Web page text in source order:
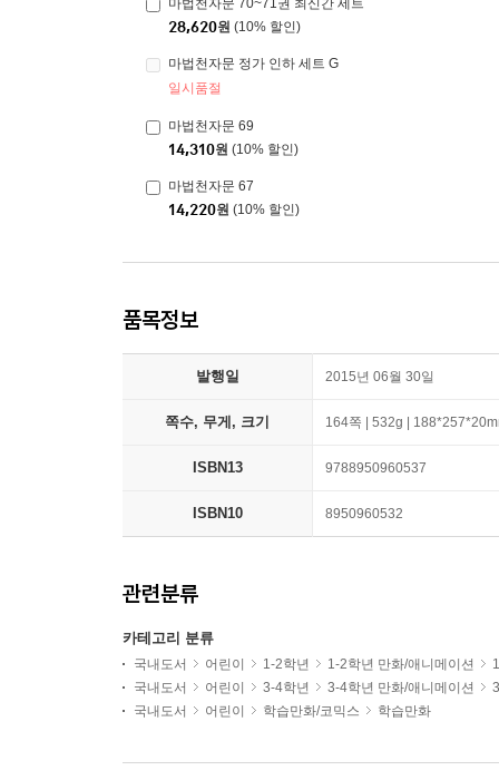
마법천자문 70~71권 최신간 세트
28,620원 (10% 할인)
마법천자문 정가 인하 세트 G
일시품절
마법천자문 69
14,310원 (10% 할인)
마법천자문 67
14,220원 (10% 할인)
품목정보
발행일 2015년 06월 30일
쪽수, 무게, 크기 164쪽 | 532g |
ISBN13 9788950960537
ISBN10 8950960532
관련분류
카테고리 분류
국내도서 어린이 1-2학년 1-2학년 만화/애니메이션
국내도서
어린이 3-4학년 3-4학년 만화/애니메이션
국내도서
어린이 학습만화/코믹스 학습만화